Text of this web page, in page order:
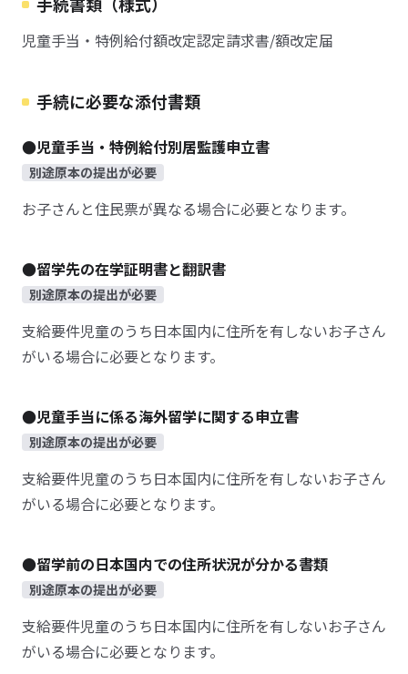
児童手当・特例給付額改定認定請求書/額改定届
手続に必要な添付書類
●児童手当・特例給付別居監護申立書
別途原本の提出が必要
お子さんと住民票が異なる場合に必要となります。
●留学先の在学証明書と翻訳書
別途原本の提出が必要
支給要件児童のうち日本国内に住所を有しないお子さん
がいる場合に必要となります。
●児童手当に係る海外留学に関する申立書
別途原本の提出が必要
支給要件児童のうち日本国内に住所を有しないお子さん
がいる場合に必要となります。
●留学前の日本国内での住所状況が分かる書類
別途原本の提出が必要
支給要件児童のうち日本国内に住所を有しないお子さん
がいる場合に必要となります。